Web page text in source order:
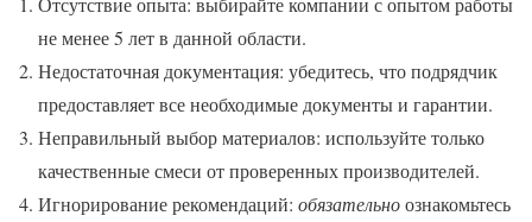
не менее 5 лет в данной области.
Недостаточная документация: убедитесь, что подрядчик
предоставляет все необходимые документы и гарантии.
Неправильный выбор материалов: используйте только
качественные смеси от проверенных производителей.
Игнорирование рекомендаций: обязательноознакомьтесь